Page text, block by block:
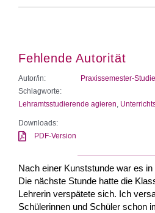
Fehlende Autorität
Autor/in:
Praxissemester-
Schlagworte:
Lehramtsstudierende agieren
Downloads:
PDF-Version
Nach einer Kunststunde war es
Die nächste Stunde hatte die
Lehrerin verspätete sich. Ich
Schülerinnen und Schüler schon